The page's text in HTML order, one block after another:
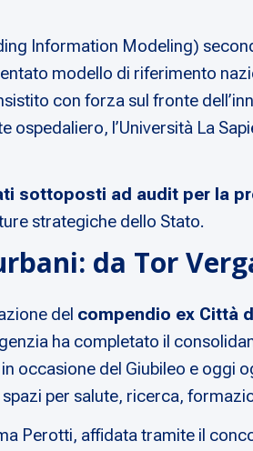
Information Modeling)
modello di riferimento
con forza sul fronte
ospedaliero, l’Università La
sottoposti ad audit per la
strategiche dello Stato.
da Tor
del compendio ex Città
ha completato il
occasione del Giubileo e oggi
per salute, ricerca,
Perotti, affidata tramite il